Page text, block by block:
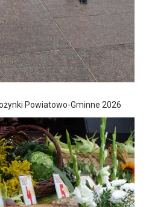
Powiatowo-Gminne 2026